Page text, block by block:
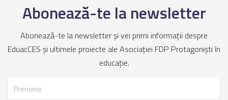
Abonează-te la newsletter
Abonează-te la newsletter și vei primi informații despre
EduacCES și ultimele proiecte ale Asociației FDP Protagoniști în
educație.